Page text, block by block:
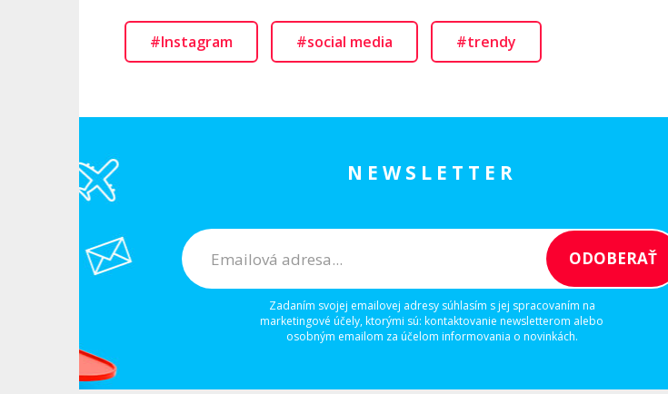
#Instagram #social media #trendy
NEWSLETTER
Zadaním svojej emailovej adresy súhlasím s jej spracovaním na
marketingové účely, ktorými sú: kontaktovanie newsletterom alebo
osobným emailom za účelom informovania o novinkách.